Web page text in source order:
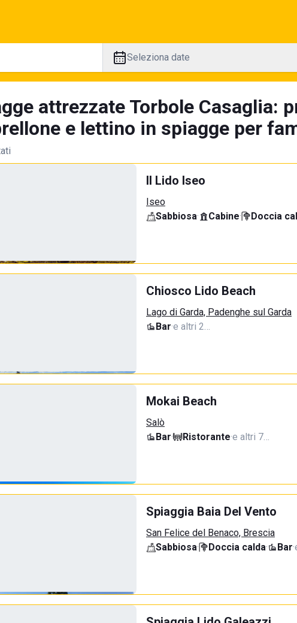
Seleziona date
attrezzate Torbole Casaglia:
e lettino in spiagge per
Il Lido Iseo
Iseo
Sabbiosa· Cabine· Doccia
Chiosco Lido Beach
Lago di Garda, Padenghe sul Garda
Bar·e altri 2…
Mokai Beach
Salò
Bar· Ristorante·e altri 7…
Spiaggia Baia Del Vento
San Felice del Benaco, Brescia
Sabbiosa· Doccia calda· Bar·